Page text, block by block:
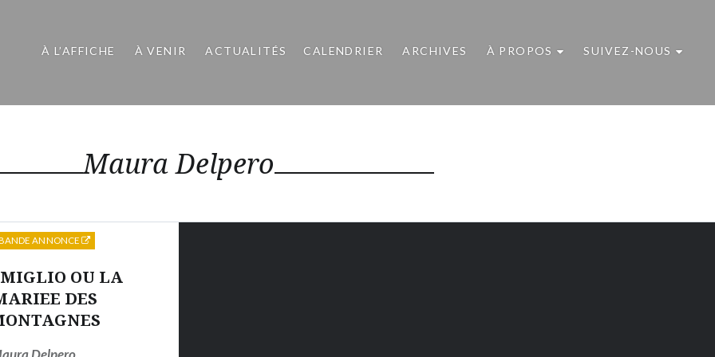
À L’AFFICHE À VENIR ACTUALITÉS CALENDRIER ARCHIVES À PROPOS SUIVEZ-NOUS
Maura Delpero
OU LA
DES
ANNONCE